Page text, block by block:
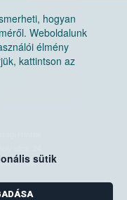
hogyan
Weboldalunk
élmény
kattintson az
sütik
Hivatal
Pf. 30.